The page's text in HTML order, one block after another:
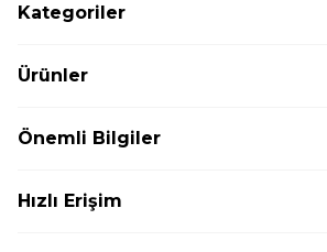
Kategoriler
Ürünler
Önemli Bilgiler
Hızlı Erişim